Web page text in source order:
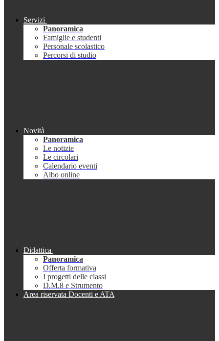
Servizi
Panoramica
Famiglie e studenti
Personale scolastico
Percorsi di studio
Novità
Panoramica
Le notizie
Le circolari
Calendario eventi
Albo online
Didattica
Panoramica
Offerta formativa
I progetti delle classi
D.M.8 e Strumento
Area riservata Docenti e ATA